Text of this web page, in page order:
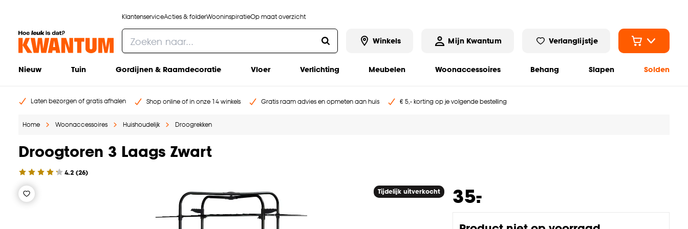
KlantenserviceActies & folderWooninspiratieOp maat overzicht
Winkels Mijn Kwantum Verlanglijstje
Nieuw Tuin Gordijnen & Raamdecoratie Vloer Verlichting Meubelen Woonaccessoires Behang Slapen Solden
Laten bezorgen of gratis afhalen Shop online of in onze 14 winkels Gratis raam advies en opmeten aan huis € 5,- korting op je volgende bestelling
Home Woonaccessoires Huishoudelijk Droogrekken
Droogtoren 3 Laags Zwart
4.2 (26)
Tijdelijk uitverkocht 35.
-